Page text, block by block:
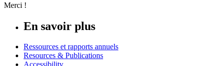
Merci !
En savoir plus
Ressources et rapports annuels
Resources & Publications